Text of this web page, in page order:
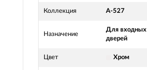
Коллекция A-527
Назначение
Для входных
дверей
Цвет Хром